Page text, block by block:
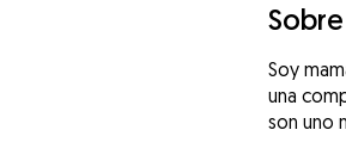
Soy
una
son uno